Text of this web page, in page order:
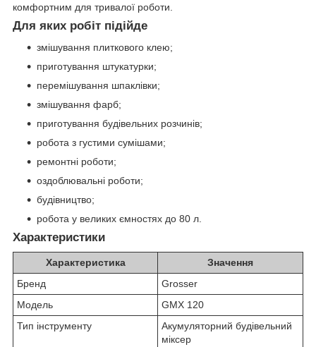
комфортним для тривалої роботи.
Для яких робіт підійде
змішування плиткового клею;
приготування штукатурки;
перемішування шпаклівки;
змішування фарб;
приготування будівельних розчинів;
робота з густими сумішами;
ремонтні роботи;
оздоблювальні роботи;
будівництво;
робота у великих ємностях до 80 л.
Характеристики
Характеристика
Значення
Бренд
Grosser
Модель
GMX 120
Тип інструменту
Акумуляторний будівельний
міксер